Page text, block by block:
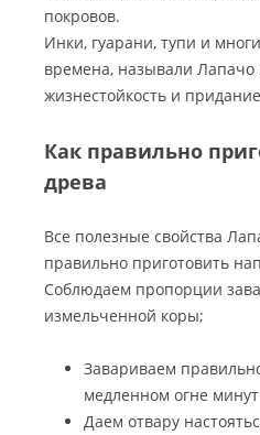
покровов.
Инки, гуарани, тупи и
времена, называли Лапачо
жизнестойкость и
Как правильно
древа
Все полезные свойства
правильно приготовить
Соблюдаем пропорции
измельченной коры;
Завариваем
медленном огне
Даем отвару